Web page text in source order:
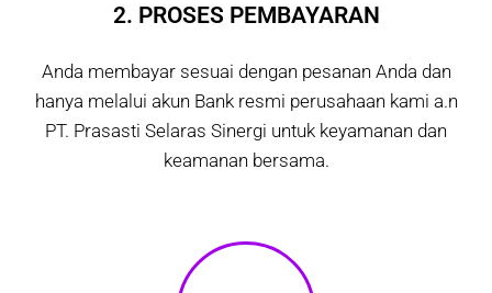
2. PROSES PEMBAYARAN
Anda membayar sesuai dengan pesanan Anda dan
hanya melalui akun Bank resmi perusahaan kami a.n
PT. Prasasti Selaras Sinergi untuk keyamanan dan
keamanan bersama.